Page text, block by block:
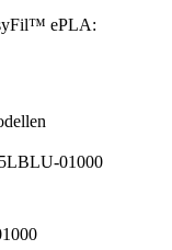
ePLA:
01000